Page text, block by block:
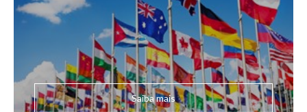
Saiba mais